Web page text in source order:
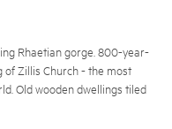
Rhaetian gorge. 800-year-
Zillis Church - the most
Old wooden dwellings tiled